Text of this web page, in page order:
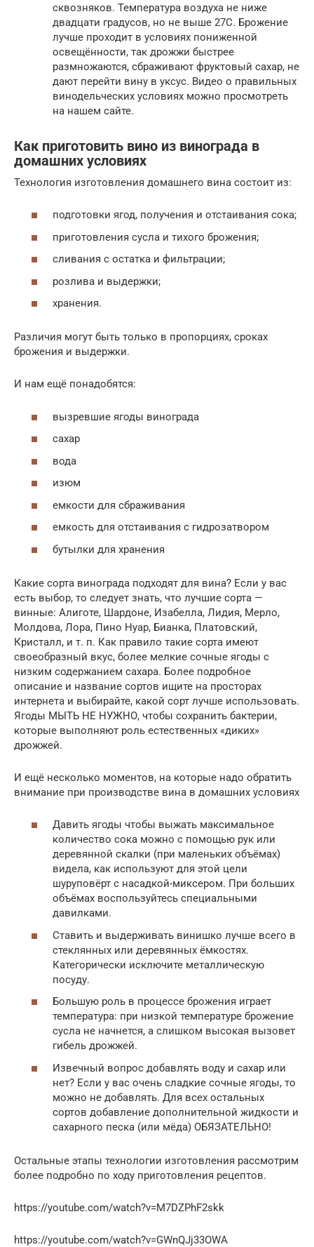
сквозняков. Температура воздуха не ниже
двадцати градусов, но не выше 27С. Брожение
лучше проходит в условиях пониженной
освещённости, так дрожжи быстрее
размножаются, сбраживают фруктовый сахар, не
дают перейти вину в уксус. Видео о правильных
винодельческих условиях можно просмотреть
на нашем сайте.
Как приготовить вино из винограда в
домашних условиях
Технология изготовления домашнего вина состоит из:
подготовки ягод, получения и отстаивания сока;
приготовления сусла и тихого брожения;
сливания с остатка и фильтрации;
розлива и выдержки;
хранения.
Различия могут быть только в пропорциях, сроках
брожения и выдержки.
И нам ещё понадобятся:
вызревшие ягоды винограда
сахар
вода
изюм
емкости для сбраживания
емкость для отстаивания с гидрозатвором
бутылки для хранения
Какие сорта винограда подходят для вина? Если у вас
есть выбор, то следует знать, что лучшие сорта —
винные: Алиготе, Шардоне, Изабелла, Лидия, Мерло,
Молдова, Лора, Пино Нуар, Бианка, Платовский,
Кристалл, и т. п. Как правило такие сорта имеют
своеобразный вкус, более мелкие сочные ягоды с
низким содержанием сахара. Более подробное
описание и название сортов ищите на просторах
интернета и выбирайте, какой сорт лучше использовать.
Ягоды МЫТЬ НЕ НУЖНО, чтобы сохранить бактерии,
которые выполняют роль естественных «диких»
дрожжей.
И ещё несколько моментов, на которые надо обратить
внимание при производстве вина в домашних условиях
Давить ягоды чтобы выжать максимальное
количество сока можно с помощью рук или
деревянной скалки (при маленьких объёмах)
видела, как используют для этой цели
шуруповёрт с насадкой-миксером. При больших
объёмах воспользуйтесь специальными
давилками.
Ставить и выдерживать винишко лучше всего в
стеклянных или деревянных ёмкостях.
Категорически исключите металлическую
посуду.
Большую роль в процессе брожения играет
температура: при низкой температуре брожение
сусла не начнется, а слишком высокая вызовет
гибель дрожжей.
Извечный вопрос добавлять воду и сахар или
нет? Если у вас очень сладкие сочные ягоды, то
можно не добавлять. Для всех остальных
сортов добавление дополнительной жидкости и
сахарного песка (или мёда) ОБЯЗАТЕЛЬНО!
Остальные этапы технологии изготовления рассмотрим
более подробно по ходу приготовления рецептов.
https://youtube.com/watch?v=M7DZPhF2skk
https://youtube.com/watch?v=GWnQJj33OWA